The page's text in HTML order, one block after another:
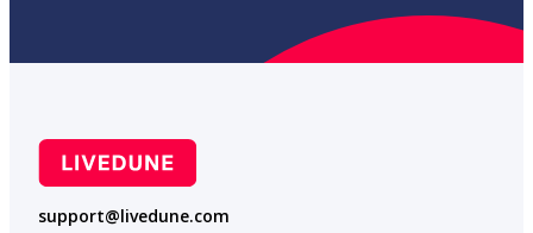
support@livedune.com